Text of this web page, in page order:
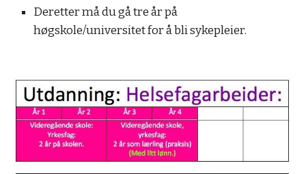
Deretter må du gå tre år på
høgskole/universitet for å bli sykepleier.